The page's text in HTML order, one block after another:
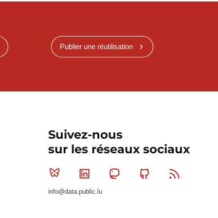
Publier une réutilisation
Suivez-nous
sur les réseaux sociaux
Bluesky Linkedin MastodonGithub
info@data.public.lu